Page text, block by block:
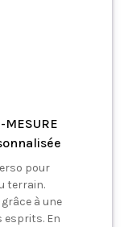
pour
terrain.
à une
esprits. En